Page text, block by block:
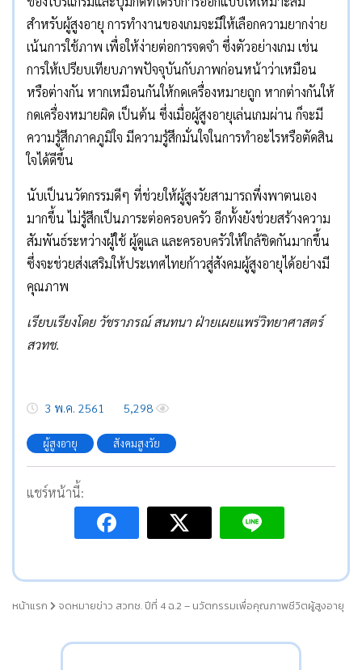
สำหรับผู้สูงอายุ การทำงานของเกมจะมีให้เลือกความยากง่าย
เน้นการใช้ภาพ เพื่อให้ง่ายต่อการจดจำ ซึ่งตัวอย่างเกม เช่น
การให้เปรียบเทียบภาพปัจจุบันกับภาพก่อนหน้าว่าเหมือน
หรือต่างกัน หากเหมือนกันให้กดเครื่องหมายถูก หากต่างกันให้
กดเครื่องหมายผิด เป็นต้น ซึ่งเมื่อผู้สูงอายุเล่นเกมผ่าน ก็จะมี
ความรู้สึกภาคภูมิใจ มีความรู้สึกมั่นใจในการทำอะไรหรือตัดสิน
ใจได้ดีขึ้น
นับเป็นนวัตกรรมดีๆ ที่ช่วยให้ผู้สูงวัยสามารถพึ่งพาตนเอง
มากขึ้น ไม่รู้สึกเป็นภาระต่อครอบครัว อีกทั้งยังช่วยสร้างความ
สัมพันธ์ระหว่างผู้ใช้ ผู้ดูแล และครอบครัวให้ใกล้ชิดกันมากขึ้น
ซึ่งจะช่วยส่งเสริมให้ประเทศไทยก้าวสู่สังคมผู้สูงอายุได้อย่างมี
คุณภาพ
เรียบเรียงโดย วัชราภรณ์ สนทนา ฝ่ายเผยแพร่วิทยาศาสตร์
สวทช.
3 พ.ค. 2561 5,298
ผู้สูงอายุ สังคมสูงวัย
แชร์หน้านี้:
หน้าแรก จดหมายข่าว สวทช. ปีที่ 4 ฉ.2 – นวัตกรรมเพื่อคุณภาพชีวิตผู้สูงอายุ